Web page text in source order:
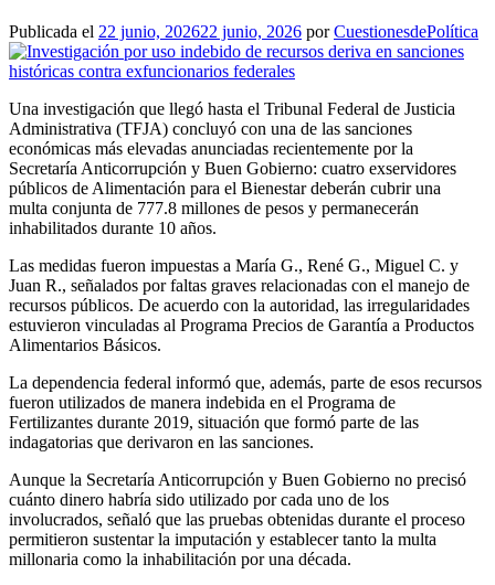
Publicada el 22 junio, 202622 junio, 2026 porCuestionesdePolítica
Una investigación que llegó hasta el Tribunal Federal de Justicia
Administrativa (TFJA) concluyó con una de las sanciones
económicas más elevadas anunciadas recientemente por la
Secretaría Anticorrupción y Buen Gobierno: cuatro exservidores
públicos de Alimentación para el Bienestar deberán cubrir una
multa conjunta de 777.8 millones de pesos y permanecerán
inhabilitados durante 10 años.
Las medidas fueron impuestas a María G., René G., Miguel C. y
Juan R., señalados por faltas graves relacionadas con el manejo de
recursos públicos. De acuerdo con la autoridad, las irregularidades
estuvieron vinculadas al Programa Precios de Garantía a Productos
Alimentarios Básicos.
La dependencia federal informó que, además, parte de esos recursos
fueron utilizados de manera indebida en el Programa de
Fertilizantes durante 2019, situación que formó parte de las
indagatorias que derivaron en las sanciones.
Aunque la Secretaría Anticorrupción y Buen Gobierno no precisó
cuánto dinero habría sido utilizado por cada uno de los
involucrados, señaló que las pruebas obtenidas durante el proceso
permitieron sustentar la imputación y establecer tanto la multa
millonaria como la inhabilitación por una década.